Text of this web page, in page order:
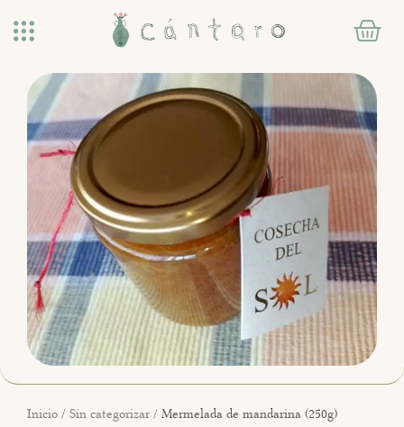
Inicio / Sin categorizar / Mermelada de mandarina (250g)